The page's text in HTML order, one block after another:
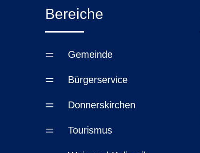
Bereiche
= Gemeinde
= Bürgerservice
= Donnerskirchen
= Tourismus